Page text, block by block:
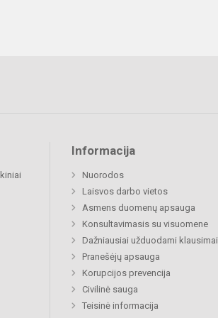
Informacija
Nuorodos
Laisvos darbo vietos
Asmens duomenų apsauga
Konsultavimasis su visuomene
Dažniausiai užduodami klausimai
Pranešėjų apsauga
Korupcijos prevencija
Civilinė sauga
Teisinė informacija